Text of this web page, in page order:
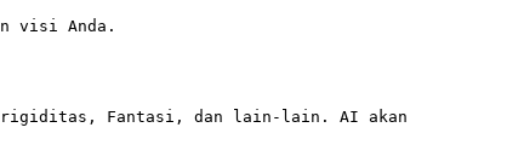
visi Anda.
Frigiditas, Fantasi, dan lain-lain. AI akan